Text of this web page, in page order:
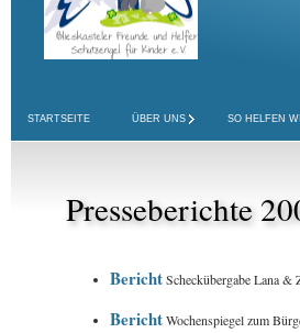
STARTSEITE ÜBER UNS SO HELFEN
Presseberichte
BerichtScheckübergabe Lana &
BerichtWochenspiegel zum